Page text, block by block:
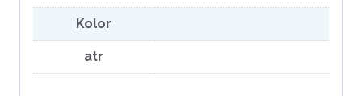
Kolor
atr